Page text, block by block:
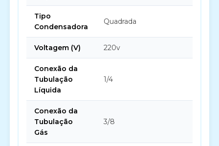
Tipo
Condensadora
Quadrada
Voltagem (V) 220v
Conexão da
Tubulação
Líquida
1/4
Conexão da
Tubulação
Gás
3/8